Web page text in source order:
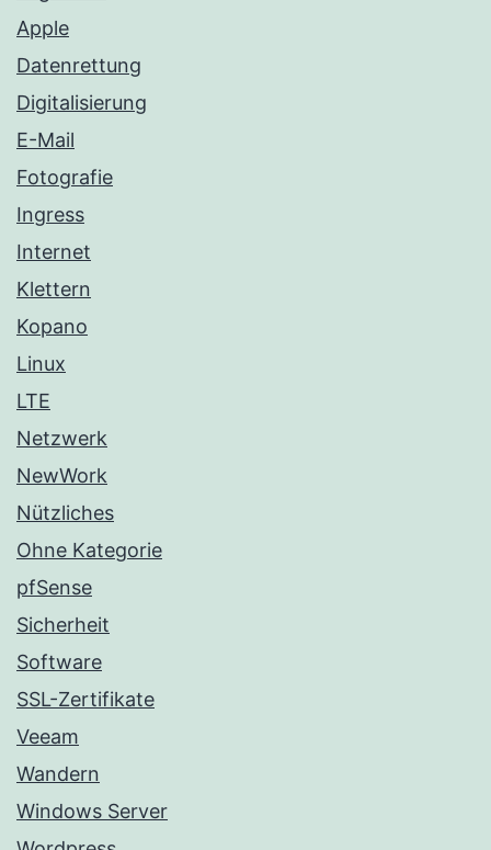
Apple
Datenrettung
Digitalisierung
E-Mail
Fotografie
Ingress
Internet
Klettern
Kopano
Linux
LTE
Netzwerk
NewWork
Nützliches
Ohne Kategorie
pfSense
Sicherheit
Software
SSL-Zertifikate
Veeam
Wandern
Windows Server